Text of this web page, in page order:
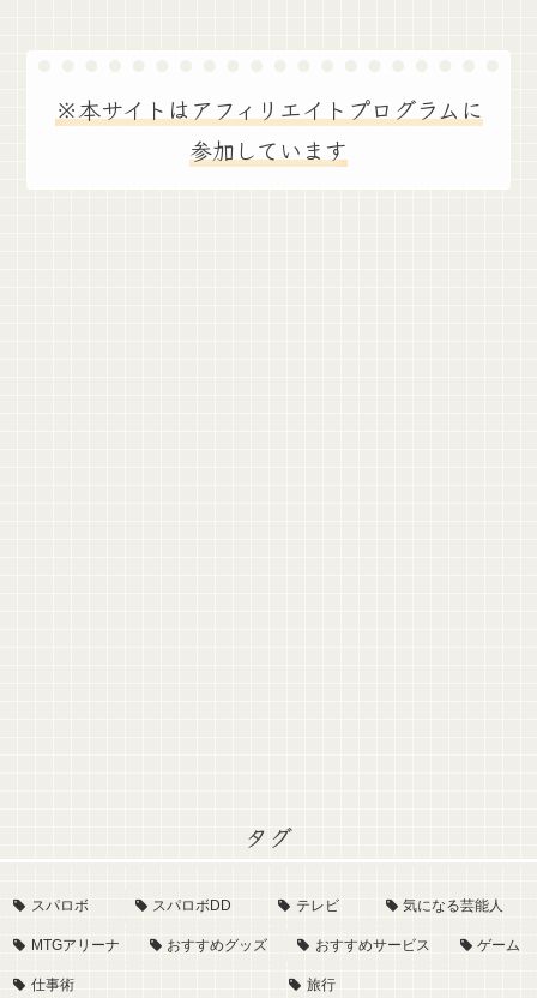
※本サイトはアフィリエイトプログラムに
参加しています
タグ
スパロボ スパロボDD テレビ 気になる芸能人
MTGアリーナ おすすめグッズ おすすめサービス ゲーム
仕事術 旅行